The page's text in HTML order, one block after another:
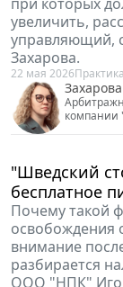
управляющий
29 мая 2026Бизнес
Пуляев
Адвокат,